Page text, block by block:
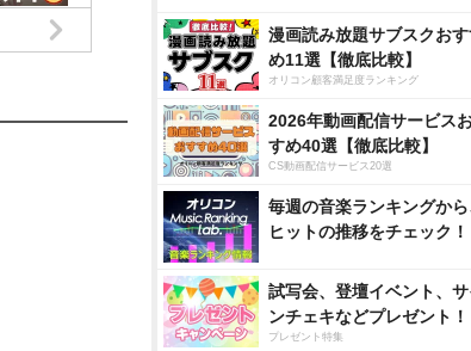
漫画読み放題サブスクお
め11選【徹底比較】
オリコン顧客満足度ランキング
2026年動画配信サービス
すめ40選【徹底比較】
CS動画配信サービス20選
毎週の音楽ランキングから
ヒットの推移をチェック！
試写会、登壇イベント、サ
ンチェキなどプレゼント！
プレゼント特集